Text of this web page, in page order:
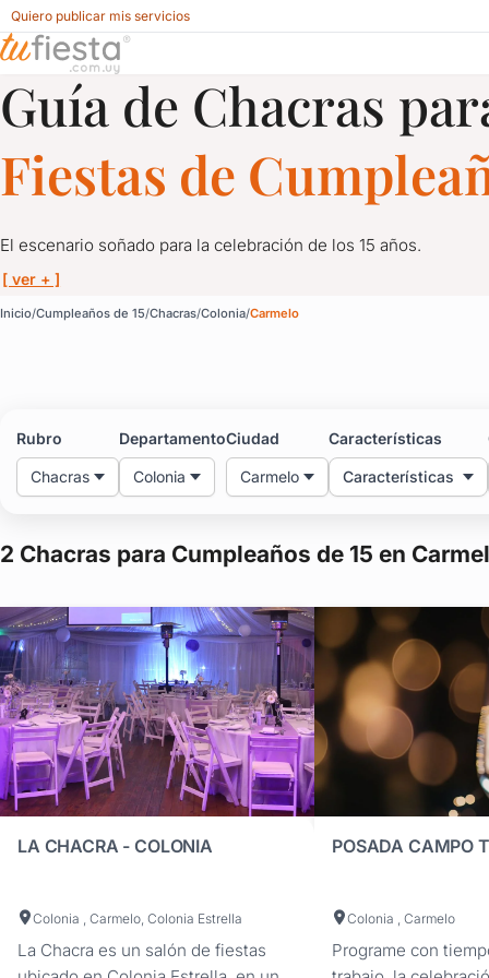
Quiero publicar mis servicios
Chacras para Cumpleaños de 15 en Carmelo, Colonia
Guía de Chacras
Fiestas de
El escenario soñado para la celebración de los 15 años.
[ ver + ]
Inicio Cumpleaños de 15 Chacras Colonia Carmelo
Rubro
Chacras
Departamento
Colonia
Ciudad
Carmelo
Características
Características
2 Chacras para Cumpleaños de 15 en
LA CHACRA - COLONIA
Colonia , Carmelo, Colonia Estrella
La Chacra es un salón de fiestas
POSADA CAMPO
Colonia , Carmelo
Programe con
Chacras para
Te presentamos una selección de chacras equipadas con
Muchas de nuestras chacras ofrecen un servicio integral de
Accedé a presupuestos, promociones vigentes y galerías de
Estamos para acompañarte en cada paso de esta elección tan